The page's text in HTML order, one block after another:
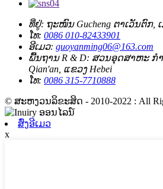
ທີ່ຢູ່: ຖະໜົນ Gucheng ຕາ​ເວັນ​ຕົກ, ເ
ໂທ: 0086 010-82433901
ອີເມວ: guoyanming06@163.com
ພື້ນຖານ R & D: ສວນອຸດສາຫະ ກຳ
Qian'an, ແຂວງ Hebei
ໂທ: 0086 315-7710888
© ສະຫງວນລິຂະສິດ - 2010-2022 : All
ສົ່ງອີເມວ
x